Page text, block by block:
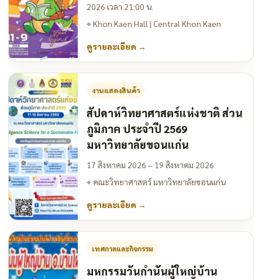
2026 เวลา 21:00 น.
⌖Khon Kaen Hall | Central Khon Kaen
ดูรายละเอียด →
งานแสดงสินค้า
สัปดาห์วิทยาศาสตร์แห่งชาติ ส่วน
ภูมิภาค ประจำปี 2569
มหาวิทยาลัยขอนแก่น
17 สิงหาคม 2026 – 19 สิงหาคม 2026
⌖ คณะวิทยาศาสตร์ มหาวิทยาลัยขอนแก่น
ดูรายละเอียด →
เทศกาลและกิจกรรม
มหกรรมวันกำนันผู้ใหญ่บ้าน